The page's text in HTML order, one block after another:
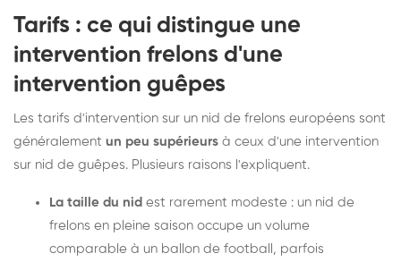
Tarifs : ce qui distingue une
intervention frelons d'une
intervention guêpes
Les tarifs d'intervention sur un nid de frelons européens sont
généralement un peu supérieurs à ceux d'une intervention
sur nid de guêpes. Plusieurs raisons l'expliquent.
La taille du nid est rarement modeste : un nid de
frelons en pleine saison occupe un volume
comparable à un ballon de football, parfois